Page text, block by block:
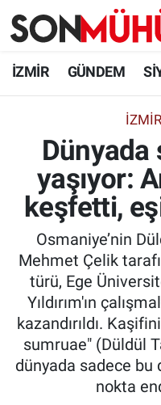
İZMİR GÜNDEM
Dünyada
yaşıyor:
keşfetti,
Osmaniye’nin
Mehmet Çelik
türü, Ege
Yıldırım'ın
kazandırıldı.
sumruae" (Düldül
dünyada sadece bu
nokta
İzmir Nöbetçi
İzmir Namaz
İzmir Trafik
Süper Lig Puan
Tüm Manşetler
Son Dakika
Haber Arşivi